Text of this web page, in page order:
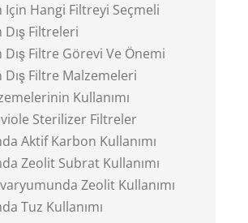
Için Hangi Filtreyi Seçmeli
Filtreleri
Filtre Görevi Ve Önemi
Filtre Malzemeleri
Kullanımı
Sterilizer Filtreler
Aktif Karbon Kullanımı
Zeolit Subrat Kullanımı
Zeolit Kullanımı
Tuz Kullanımı